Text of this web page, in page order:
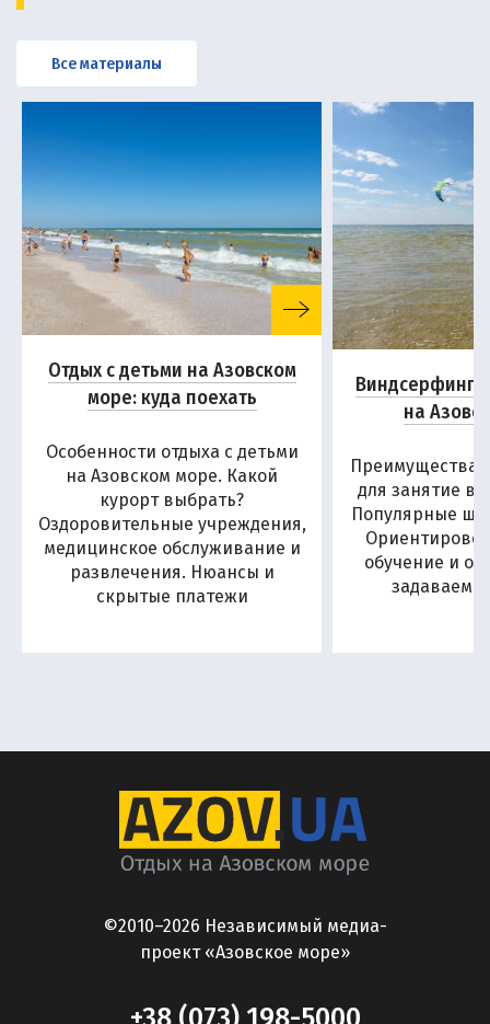
Все материалы
Отдых с детьми на Азовском
море: куда поехать
Особенности отдыха с детьми
на Азовском море. Какой
курорт выбрать?
Оздоровительные учреждения,
медицинское обслуживание и
развлечения. Нюансы и
скрытые платежи
Виндсерфинг
на
Преимущества
для занятие
Популярные
обучение и
©2010–2026 Независимый медиа-
проект «Азовское море»